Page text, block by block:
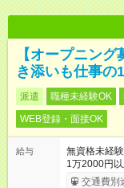
【オープニン
き添いも仕事の
派遣 職種未経験OK
WEB登録・面接OK
給与
無資格未経
1万2000円
交通費別